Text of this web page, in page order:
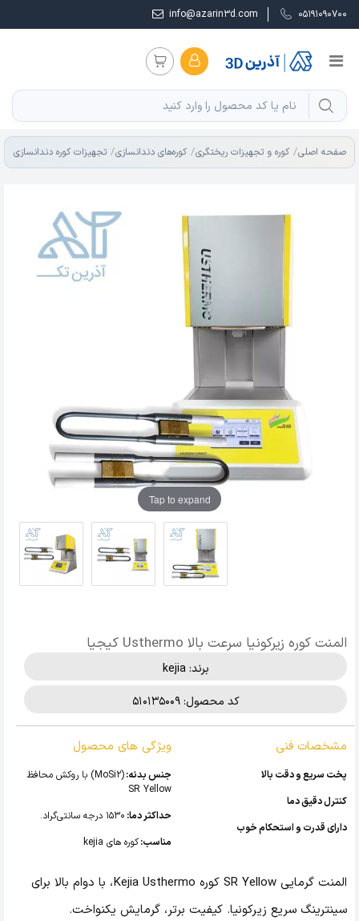
05191090700
info@azarin3d.com
صفحه اصلی کوره و تجهیزات ریختگری کوره‌های دندانسازی تجهیزات کوره دندانسازی
Tap to expand
المنت کوره زیرکونیا سرعت بالا Usthermo کیجیا
برند:kejia
کد محصول: 510135009
مشخصات فنی
پخت سریع و دقت بالا
کنترل دقیق دما
دارای قدرت و استحکام خوب
ویژگی های محصول
جنس بدنه:
(MoSi2) با روکش محافظ
SR Yellow
حداکثر دما: 1530 درجه سانتی‌گراد.
مناسب:کوره های kejia
المنت گرمایی SR Yellow کوره Kejia Usthermo، با دوام بالا برای
سینترینگ سریع زیرکونیا. کیفیت برتر، گرمایش یکنواخت.